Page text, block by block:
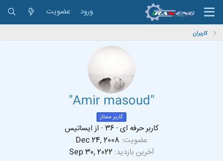
ورود عضویت
کاربران
"Amir masoud"
کاربر ممتاز
کاربر حرفه ای ·
36
· ازایساتیس
عضویت Dec 24, 2008
آخرین بازدید Sep 30, 2022